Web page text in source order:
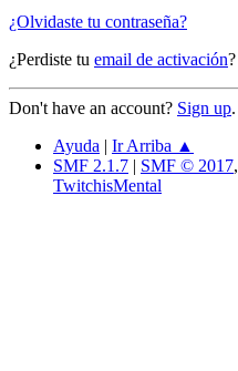
¿Olvidaste tu contraseña?
¿Perdiste tu email de activación?
Don't have an account? Sign up.
Ayuda | Ir Arriba ▲
SMF 2.1.7 | SMF © 2017,
TwitchisMental